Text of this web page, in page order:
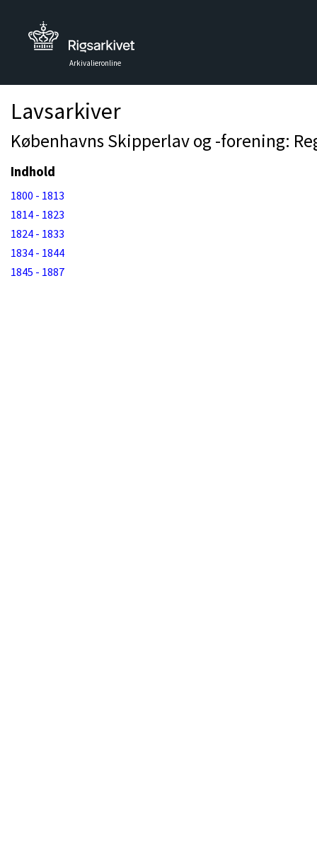
Arkivalieronline
Lavsarkiver
Københavns Skipperlav og -forening:
Indhold
1800 - 1813
1814 - 1823
1824 - 1833
1834 - 1844
1845 - 1887